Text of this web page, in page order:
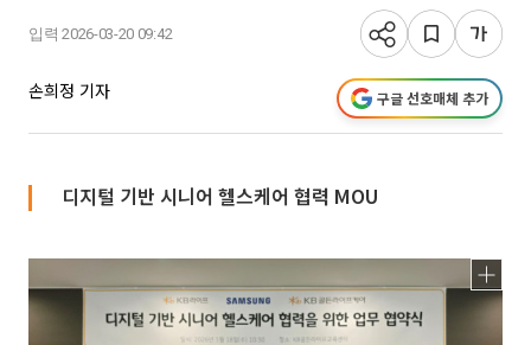
입력 2026-03-20 09:42
손희정 기자 구글 선호매체 추가
디지털 기반 시니어 헬스케어 협력 MOU